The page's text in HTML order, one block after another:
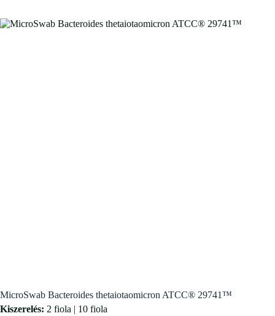
MicroSwab Bacteroides thetaiotaomicron ATCC® 29741™
Kiszerelés: 2 fiola | 10 fiola